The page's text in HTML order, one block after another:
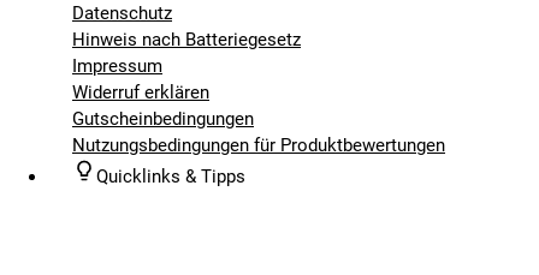
Datenschutz
Hinweis nach Batteriegesetz
Impressum
Widerruf erklären
Gutscheinbedingungen
Nutzungsbedingungen für Produktbewertungen
Quicklinks & Tipps